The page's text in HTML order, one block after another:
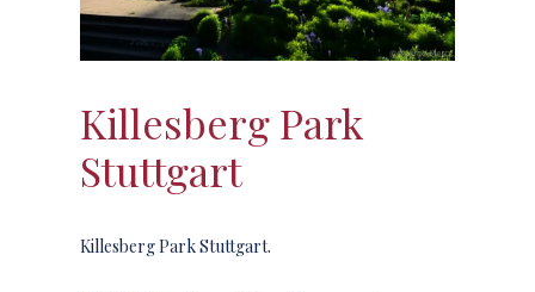
Killesberg Park
Stuttgart
Killesberg Park Stuttgart.